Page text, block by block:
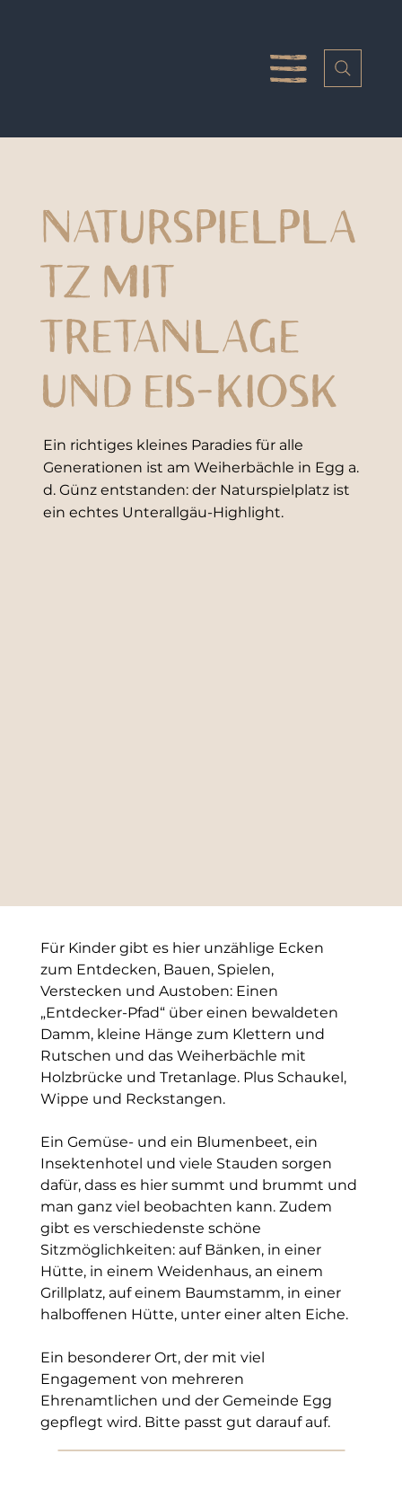
NATURSPIELPLA
TZ MIT
TRETANLAGE
UND EIS-KIOSK
Ein richtiges kleines Paradies für alle
Generationen ist am Weiherbächle in Egg a.
d. Günz entstanden: der Naturspielplatz ist
ein echtes Unterallgäu-Highlight.
Für Kinder gibt es hier unzählige Ecken
zum Entdecken, Bauen, Spielen,
Verstecken und Austoben: Einen
„Entdecker-Pfad“ über einen bewaldeten
Damm, kleine Hänge zum Klettern und
Rutschen und das Weiherbächle mit
Holzbrücke und Tretanlage. Plus Schaukel,
Wippe und Reckstangen.
Ein Gemüse- und ein Blumenbeet, ein
Insektenhotel und viele Stauden sorgen
dafür, dass es hier summt und brummt und
man ganz viel beobachten kann. Zudem
gibt es verschiedenste schöne
Sitzmöglichkeiten: auf Bänken, in einer
Hütte, in einem Weidenhaus, an einem
Grillplatz, auf einem Baumstamm, in einer
halboffenen Hütte, unter einer alten Eiche.
Ein besonderer Ort, der mit viel
Engagement von mehreren
Ehrenamtlichen und der Gemeinde Egg
gepflegt wird. Bitte passt gut darauf auf.